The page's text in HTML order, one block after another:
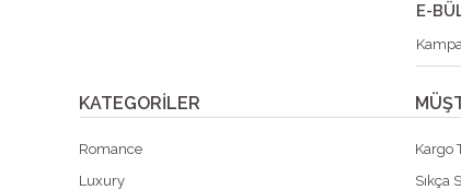
E-
KATEGORİLER
Romance
Luxury
Kargo
Sıkça